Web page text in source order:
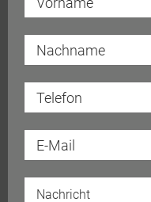
Einfamilienhaus,
dank individueller
steigern Sie Ihre
reibungslosen